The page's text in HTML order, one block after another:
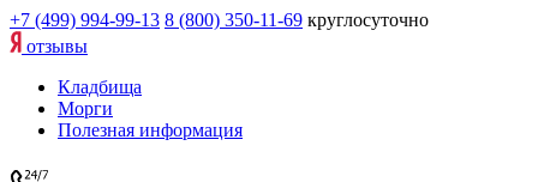
+7 (499) 994-99-13 8 (800) 350-11-69 круглосуточно
отзывы
Кладбища
Морги
Полезная информация